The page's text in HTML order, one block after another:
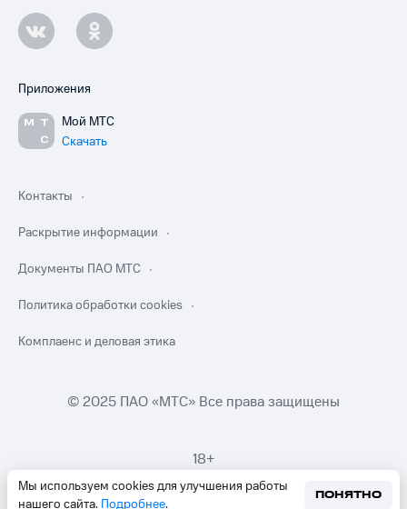
Мы используем cookies для улучшения работы
нашего сайта. Подробнее.
ПОНЯТНО
Приложения
Мой МТС
Скачать
Контакты
Раскрытие информации
Документы ПАО МТС
Политика обработки cookies
Комплаенс и деловая этика
© 2025 ПАО «МТС» Все права защищены
18+